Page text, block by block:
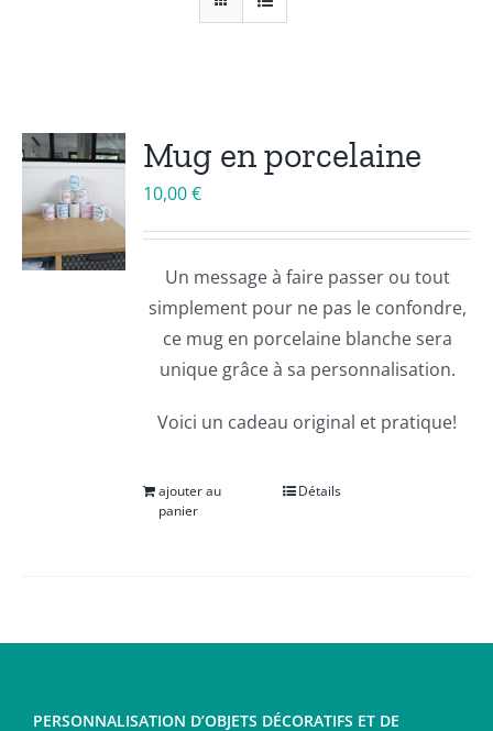
Mug en porcelaine
10,00€
Un message à faire passer ou tout
simplement pour ne pas le confondre,
ce mug en porcelaine blanche sera
unique grâce à sa personnalisation.
Voici un cadeau original et pratique!
ajouter au
panier
Détails
PERSONNALISATION D’OBJETS DÉCORATIFS ET DE